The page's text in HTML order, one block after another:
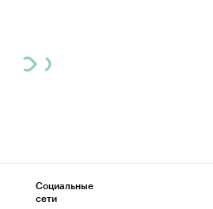
Социальные
сети